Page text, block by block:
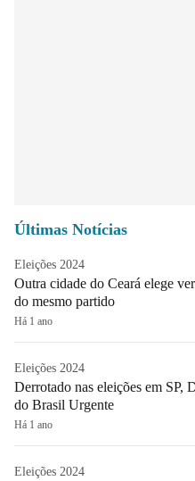
Últimas Notícias
Eleições 2024
Outra cidade do Ceará elege
do mesmo partido
Há 1 ano
Eleições 2024
Derrotado nas eleições em SP,
do Brasil Urgente
Há 1 ano
Eleições 2024